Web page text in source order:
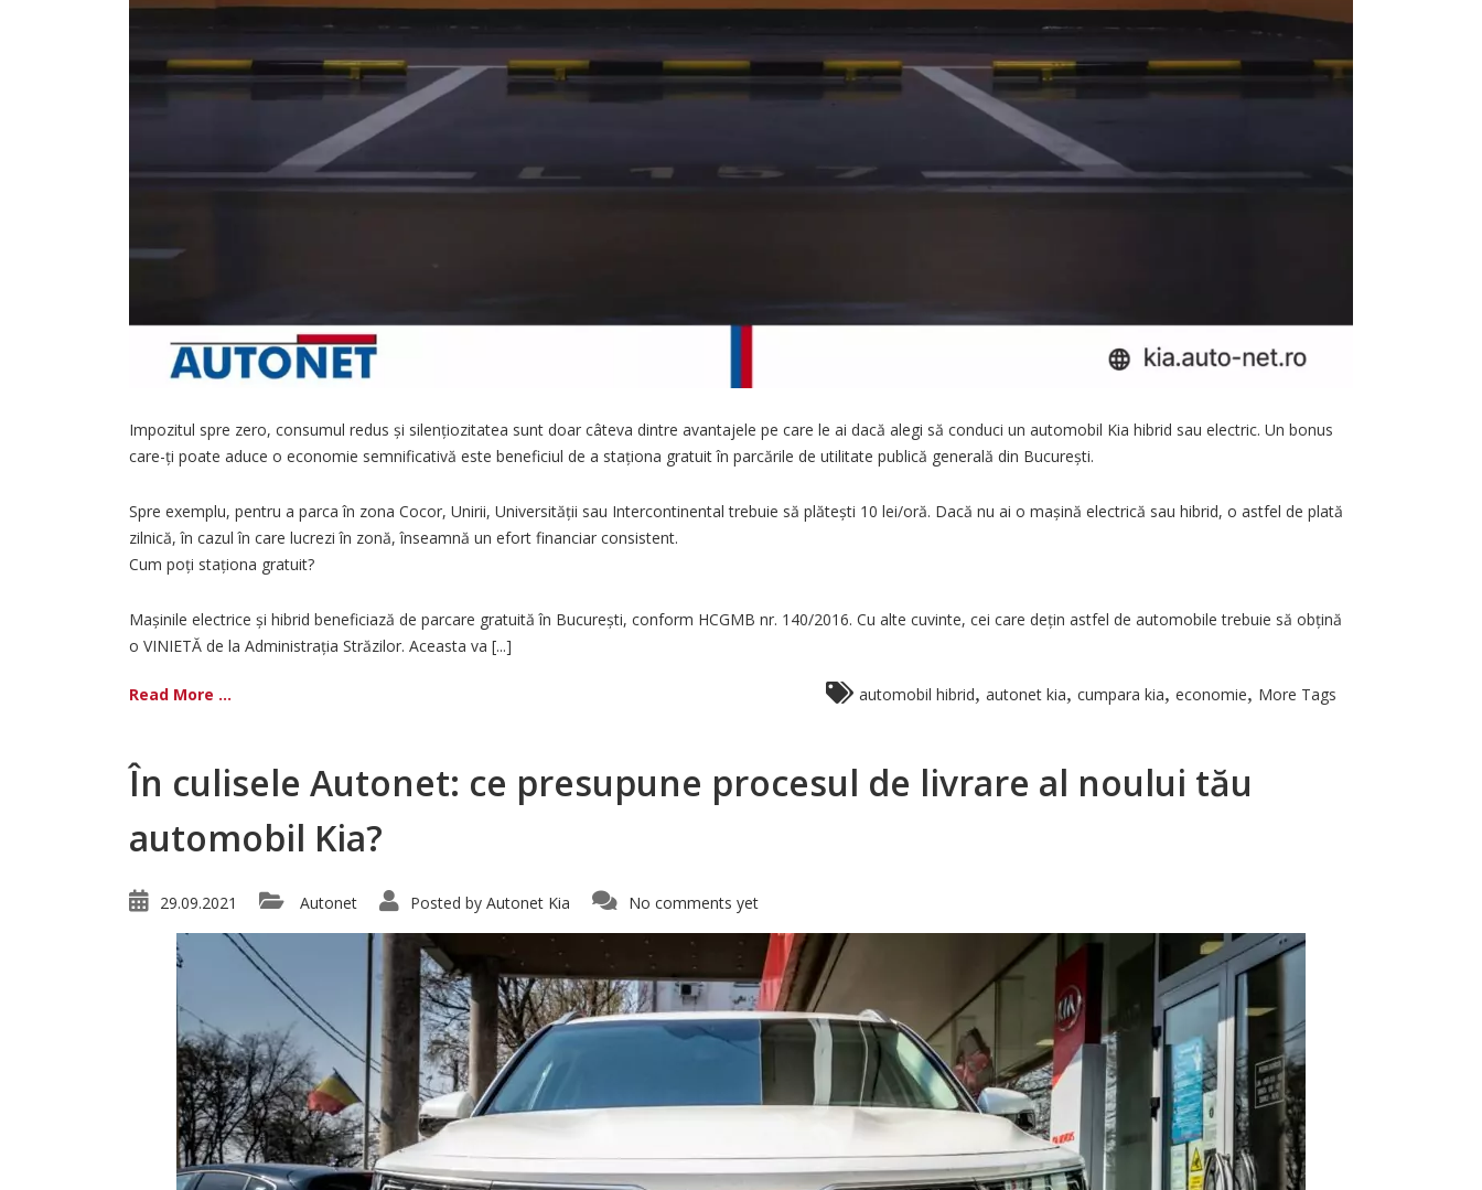
Impozitul spre zero, consumul redus și silențiozitatea sunt doar câteva dintre avantajele pe care le ai dacă alegi să conduci un automobil Kia hibrid sau electric. Un bonus
care-ți poate aduce o economie semnificativă este beneficiul de a staționa gratuit în parcările de utilitate publică generală din București.
Spre exemplu, pentru a parca în zona Cocor, Unirii, Universității sau Intercontinental trebuie să plătești 10 lei/oră. Dacă nu ai o mașină electrică sau hibrid, o astfel de plată
zilnică, în cazul în care lucrezi în zonă, înseamnă un efort financiar consistent.
Cum poți staționa gratuit?
Mașinile electrice și hibrid beneficiază de parcare gratuită în București, conform HCGMB nr. 140/2016. Cu alte cuvinte, cei care dețin astfel de automobile trebuie să obțină
o VINIETĂ de la Administrația Străzilor. Aceasta va [...]
Read More ... automobil hibrid autonet kia cumpara kia economie More Tags
În culisele Autonet: ce presupune procesul de livrare al noului tău
automobil Kia?
29.09.2021 Autonet Posted by Autonet Kia No comments yet